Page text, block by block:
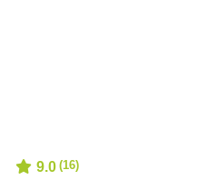
9.0 (16)